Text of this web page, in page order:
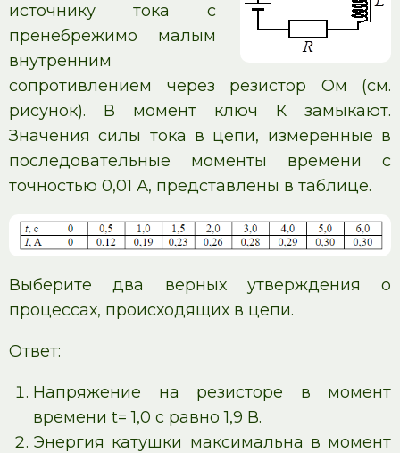
источнику тока с
пренебрежимо малым
внутренним
сопротивлением через резистор Ом (см.
рисунок). В момент ключ К замыкают.
Значения силы тока в цепи, измеренные в
последовательные моменты времени с
точностью 0,01 А, представлены в таблице.
Выберите два верных утверждения о
процессах, происходящих в цепи.
Ответ:
Напряжение на резисторе в момент
времени t= 1,0 c равно 1,9 В.
Энергия катушки максимальна в момент